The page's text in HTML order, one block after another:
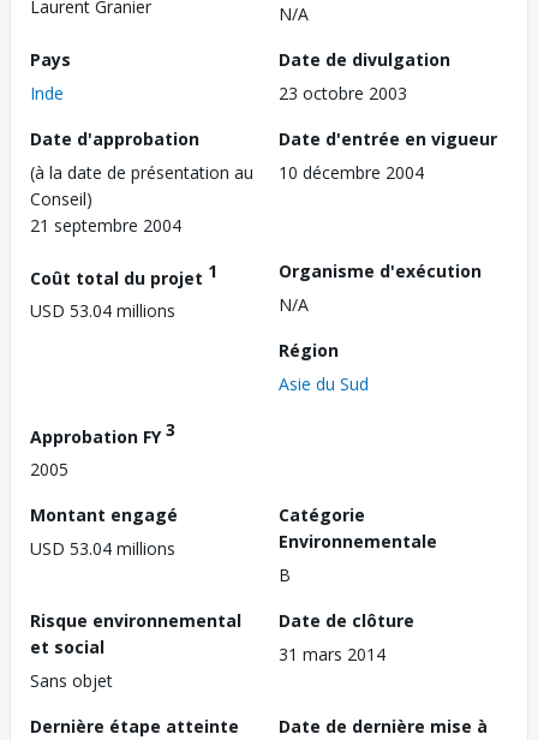
Laurent Granier
N/A
Pays
Inde
Date de divulgation
23 octobre 2003
Date d'approbation
(à la date de présentation au
Conseil)
21 septembre 2004
Date d'entrée en vigueur
10 décembre 2004
Coût total du projet 1
USD 53.04 millions
Organisme d'exécution
N/A
Région
Asie du Sud
Approbation FY3
2005
Montant engagé
USD 53.04 millions
Catégorie
Environnementale
B
Risque environnemental
et social
Sans objet
Date de clôture
31 mars 2014
Dernière étape atteinte
Date de dernière mise à